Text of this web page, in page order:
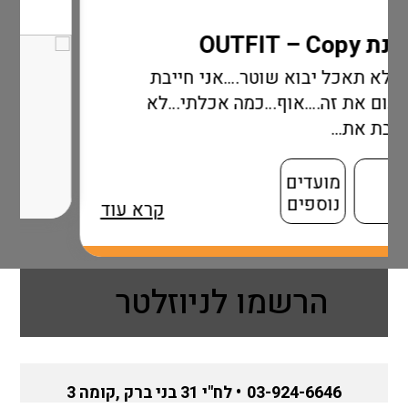
חייבת
אכלתי…לא
קרא עוד
הרשמו לניוזלטר
03-924-6646 • לח"י 31 בני ברק ,קומה 3